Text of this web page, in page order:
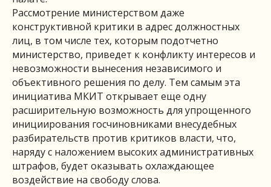
Рассмотрение министерством даже
конструктивной критики в адрес должностных
лиц, в том числе тех, которым подотчетно
министерство, приведет к конфликту интересов и
невозможности вынесения независимого и
объективного решения по делу. Тем самым эта
инициатива МКИТ открывает еще одну
расширительную возможность для упрощенного
инициирования госчиновниками внесудебных
разбирательств против критиков власти, что,
наряду с наложением высоких административных
штрафов, будет оказывать охлаждающее
воздействие на свободу слова.